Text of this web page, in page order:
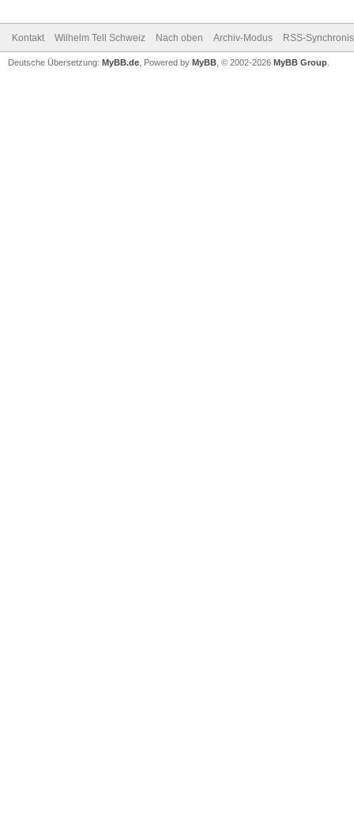
Kontakt Wilhelm Tell Schweiz Nach oben Archiv-Modus RSS-
Deutsche Übersetzung: MyBB.de , Powered by MyBB , © 2002-2026 MyBB Group